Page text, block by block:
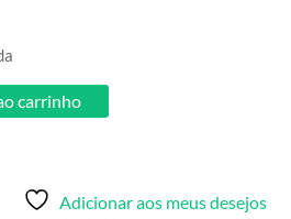
carrinho
Adicionar aos meus desejos